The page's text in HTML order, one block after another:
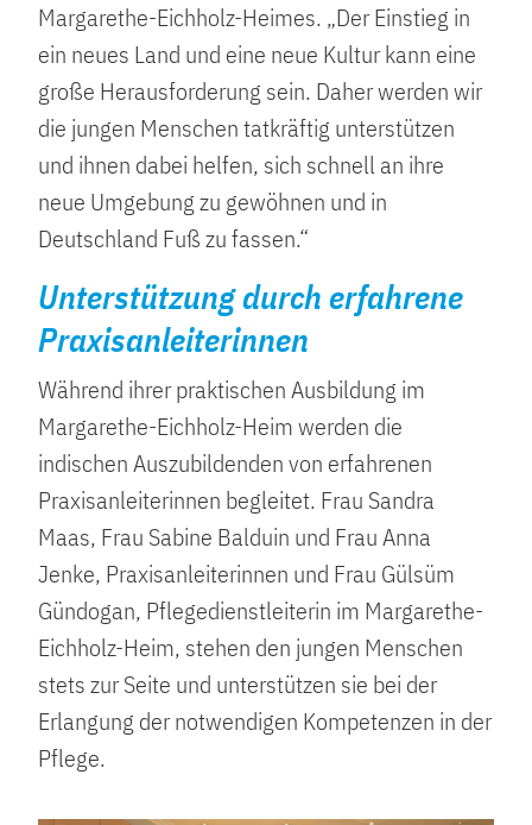
Margarethe-Eichholz-Heimes. „Der Einstieg in
ein neues Land und eine neue Kultur kann eine
große Herausforderung sein. Daher werden wir
die jungen Menschen tatkräftig unterstützen
und ihnen dabei helfen, sich schnell an ihre
neue Umgebung zu gewöhnen und in
Deutschland Fuß zu fassen.“
Unterstützung durch erfahrene
Praxisanleiterinnen
Während ihrer praktischen Ausbildung im
Margarethe-Eichholz-Heim werden die
indischen Auszubildenden von erfahrenen
Praxisanleiterinnen begleitet. Frau Sandra
Maas, Frau Sabine Balduin und Frau Anna
Jenke, Praxisanleiterinnen und Frau Gülsüm
Gündogan, Pflegedienstleiterin im Margarethe-
Eichholz-Heim, stehen den jungen Menschen
stets zur Seite und unterstützen sie bei der
Erlangung der notwendigen Kompetenzen in der
Pflege.